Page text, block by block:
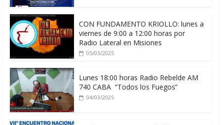
CON FUNDAMENTO KRIOLLO: lunes a
viernes de 9:00 a 12:00 horas por
Radio Lateral en Misiones
05/03/2025
Lunes 18:00 horas Radio Rebelde AM
740 CABA “Todos los Fuegos”
04/03/2025